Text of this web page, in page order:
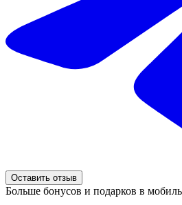
Оставить отзыв
Больше бонусов и подарков в